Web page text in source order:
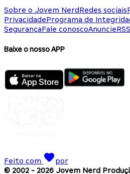
Sobre o Jovem NerdRedes sociais
PrivacidadePrograma de
SegurançaFale conoscoAnuncieRSS
Baixe o nosso APP
Feito com
por
© 2002 - 2026 Jovem Nerd